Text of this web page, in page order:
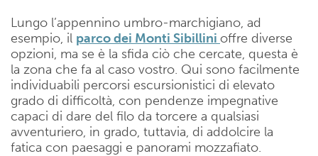
Lungo l’appennino umbro-marchigiano, ad
esempio, il parco dei Monti Sibillini offre diverse
opzioni, ma se è la sfida ciò che cercate, questa è
la zona che fa al caso vostro. Qui sono facilmente
individuabili percorsi escursionistici di elevato
grado di difficoltà, con pendenze impegnative
capaci di dare del filo da torcere a qualsiasi
avventuriero, in grado, tuttavia, di addolcire la
fatica con paesaggi e panorami mozzafiato.